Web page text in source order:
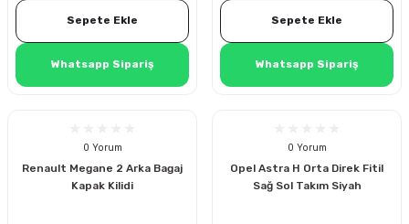
Sepete Ekle
Whatsapp Sipariş
Sepete Ekle
Whatsapp Sipariş
0 Yorum
Renault Megane 2 Arka Bagaj
Kapak Kilidi
0 Yorum
Opel Astra H Orta Direk Fitil
Sağ Sol Takım Siyah